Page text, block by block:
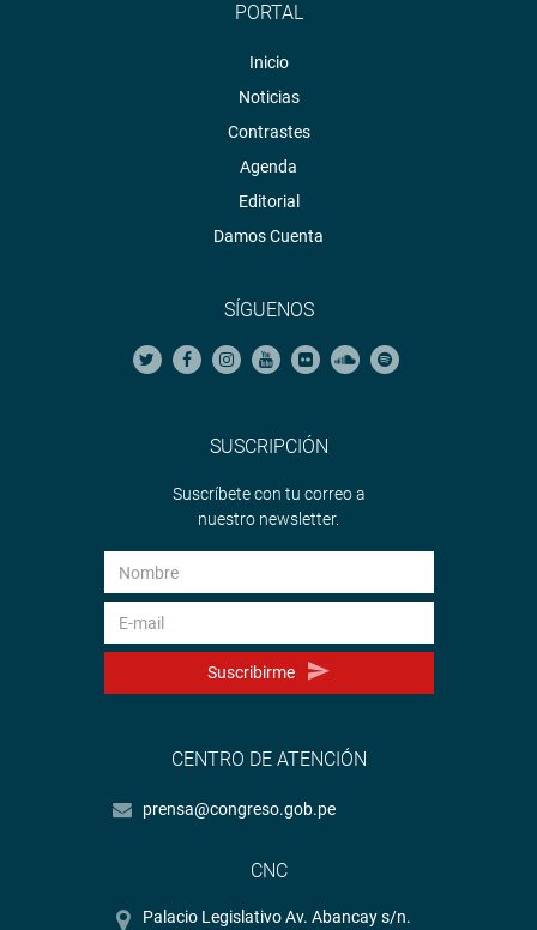
PORTAL
Inicio
Noticias
Contrastes
Agenda
Editorial
Damos Cuenta
SÍGUENOS
SUSCRIPCIÓN
Suscríbete con tu correo a
nuestro newsletter.
Suscribirme
CENTRO DE ATENCIÓN
prensa@congreso.gob.pe
CNC
Palacio Legislativo Av. Abancay s/n.